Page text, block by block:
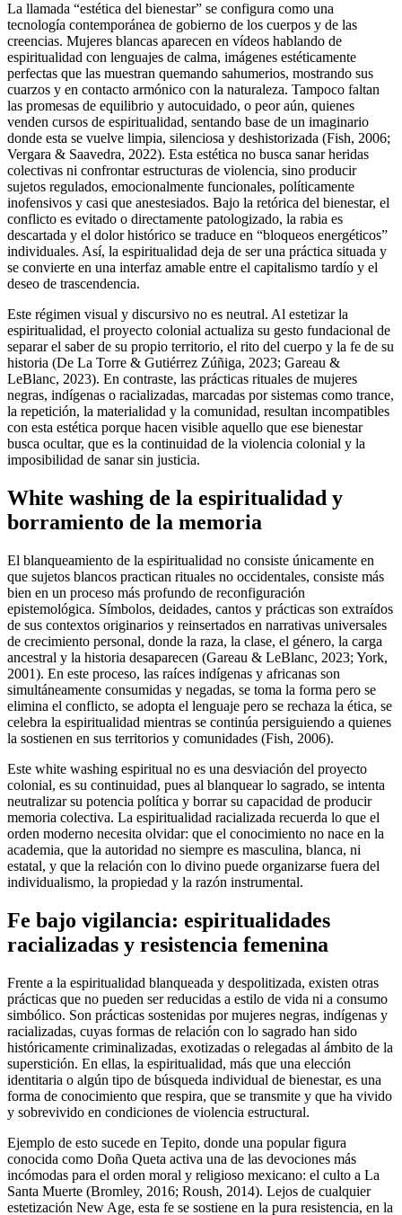
La llamada “estética del bienestar” se configura como una
tecnología contemporánea de gobierno de los cuerpos y de las
creencias. Mujeres blancas aparecen en vídeos hablando de
espiritualidad con lenguajes de calma, imágenes estéticamente
perfectas que las muestran quemando sahumerios, mostrando sus
cuarzos y en contacto armónico con la naturaleza. Tampoco faltan
las promesas de equilibrio y autocuidado, o peor aún, quienes
venden cursos de espiritualidad, sentando base de un imaginario
donde esta se vuelve limpia, silenciosa y deshistorizada (Fish, 2006;
Vergara & Saavedra, 2022). Esta estética no busca sanar heridas
colectivas ni confrontar estructuras de violencia, sino producir
sujetos regulados, emocionalmente funcionales, políticamente
inofensivos y casi que anestesiados. Bajo la retórica del bienestar, el
conflicto es evitado o directamente patologizado, la rabia es
descartada y el dolor histórico se traduce en “bloqueos energéticos”
individuales. Así, la espiritualidad deja de ser una práctica situada y
se convierte en una interfaz amable entre el capitalismo tardío y el
deseo de trascendencia.
Este régimen visual y discursivo no es neutral. Al estetizar la
espiritualidad, el proyecto colonial actualiza su gesto fundacional de
separar el saber de su propio territorio, el rito del cuerpo y la fe de su
historia (De La Torre & Gutiérrez Zúñiga, 2023; Gareau &
LeBlanc, 2023). En contraste, las prácticas rituales de mujeres
negras, indígenas o racializadas, marcadas por sistemas como trance,
la repetición, la materialidad y la comunidad, resultan incompatibles
con esta estética porque hacen visible aquello que ese bienestar
busca ocultar, que es la continuidad de la violencia colonial y la
imposibilidad de sanar sin justicia.
White washing de la espiritualidad y
borramiento de la memoria
El blanqueamiento de la espiritualidad no consiste únicamente en
que sujetos blancos practican rituales no occidentales, consiste más
bien en un proceso más profundo de reconfiguración
epistemológica. Símbolos, deidades, cantos y prácticas son extraídos
de sus contextos originarios y reinsertados en narrativas universales
de crecimiento personal, donde la raza, la clase, el género, la carga
ancestral y la historia desaparecen (Gareau & LeBlanc, 2023; York,
2001). En este proceso, las raíces indígenas y africanas son
simultáneamente consumidas y negadas, se toma la forma pero se
elimina el conflicto, se adopta el lenguaje pero se rechaza la ética, se
celebra la espiritualidad mientras se continúa persiguiendo a quienes
la sostienen en sus territorios y comunidades (Fish, 2006).
Este white washing espiritual no es una desviación del proyecto
colonial, es su continuidad, pues al blanquear lo sagrado, se intenta
neutralizar su potencia política y borrar su capacidad de producir
memoria colectiva. La espiritualidad racializada recuerda lo que el
orden moderno necesita olvidar: que el conocimiento no nace en la
academia, que la autoridad no siempre es masculina, blanca, ni
estatal, y que la relación con lo divino puede organizarse fuera del
individualismo, la propiedad y la razón instrumental.
Fe bajo vigilancia: espiritualidades
racializadas y resistencia femenina
Frente a la espiritualidad blanqueada y despolitizada, existen otras
prácticas que no pueden ser reducidas a estilo de vida ni a consumo
simbólico. Son prácticas sostenidas por mujeres negras, indígenas y
racializadas, cuyas formas de relación con lo sagrado han sido
históricamente criminalizadas, exotizadas o relegadas al ámbito de la
superstición. En ellas, la espiritualidad, más que una elección
identitaria o algún tipo de búsqueda individual de bienestar, es una
forma de conocimiento que respira, que se transmite y que ha vivido
y sobrevivido en condiciones de violencia estructural.
Ejemplo de esto sucede en Tepito, donde una popular figura
conocida como Doña Queta activa una de las devociones más
incómodas para el orden moral y religioso mexicano: el culto a La
Santa Muerte (Bromley, 2016; Roush, 2014). Lejos de cualquier
estetización New Age, esta fe se sostiene en la pura resistencia, en la